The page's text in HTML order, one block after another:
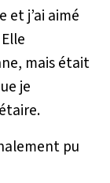
et j’ai aimé
mais était
je
pu